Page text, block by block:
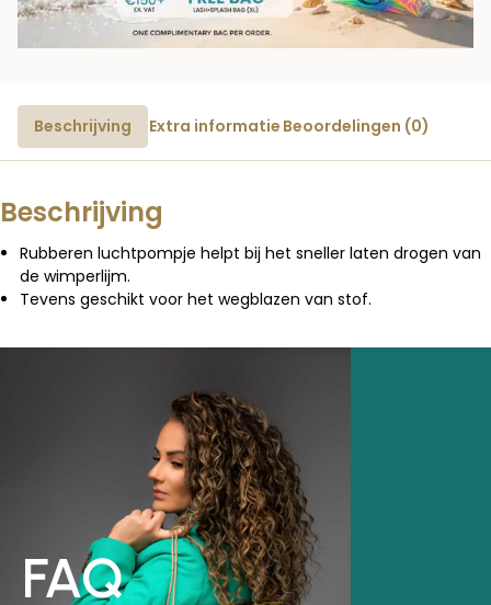
Beschrijving Extra informatie Beoordelingen (0)
Beschrijving
Rubberen luchtpompje helpt bij het sneller laten drogen van
de wimperlijm.
Tevens geschikt voor het wegblazen van stof.
FAQ